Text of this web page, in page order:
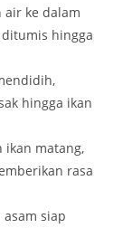
air ke dalam
hingga
hingga ikan
ikan matang,
rasa
asam siap